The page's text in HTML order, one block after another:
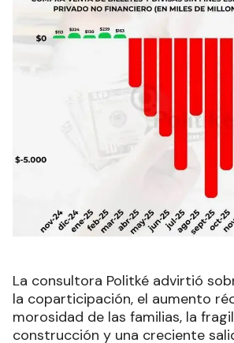
La consultora Politké advirtió
la coparticipación, el aumento
morosidad de las familias, la
construcción y una creciente